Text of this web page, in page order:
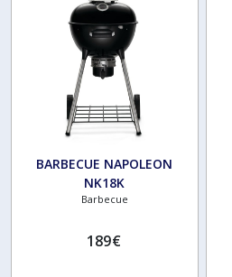
BARBECUE NAPOLEON
NK18K
Barbecue
189€
ACCESSOIRES
résultats